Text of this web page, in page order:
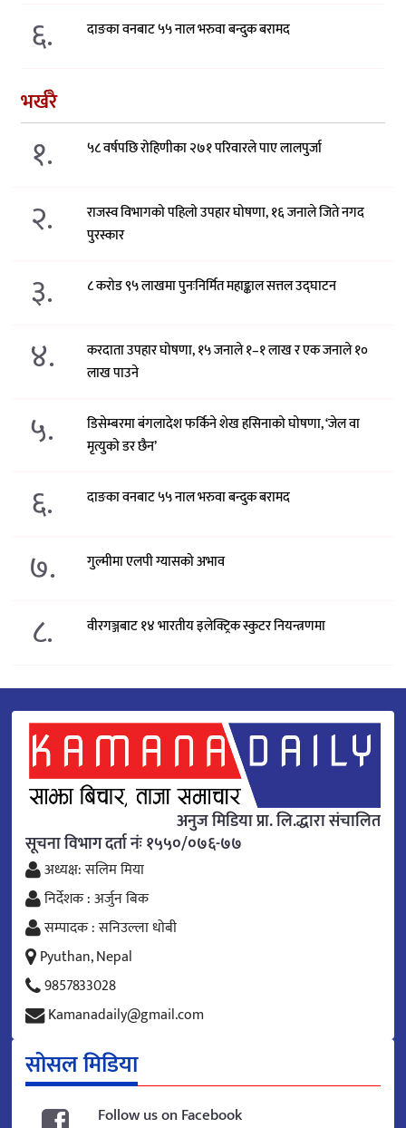
६. दाङका वनबाट ५५ नाल भरुवा बन्दुक बरामद
भर्खरै
१. ५८ वर्षपछि रोहिणीका २७१ परिवारले पाए लालपुर्जा
२.
राजस्व विभागको पहिलो उपहार घोषणा, १६ जनाले जिते नगद
पुरस्कार
३. ८ करोड ९५ लाखमा पुनःनिर्मित महाङ्काल सत्तल उद्घाटन
४.
करदाता उपहार घोषणा, १५ जनाले १–१ लाख र एक जनाले १०
लाख पाउने
५.
डिसेम्बरमा बंगलादेश फर्किने शेख हसिनाको घोषणा, ‘जेल वा
मृत्युको डर छैन’
६. दाङका वनबाट ५५ नाल भरुवा बन्दुक बरामद
७. गुल्मीमा एलपी ग्यासको अभाव
८. वीरगञ्जबाट १४ भारतीय इलेक्ट्रिक स्कुटर नियन्त्रणमा
अनुज मिडिया प्रा. लि.द्धारा संचालित
सूचना विभाग दर्ता नंः १५५०/०७६-७७
अध्यक्ष: सलिम मिया
निर्देशक : अर्जुन बिक
सम्पादक : सनिउल्ला धोबी
Pyuthan, Nepal
9857833028
Kamanadaily@gmail.com
सोसल मिडिया
Follow us on Facebook